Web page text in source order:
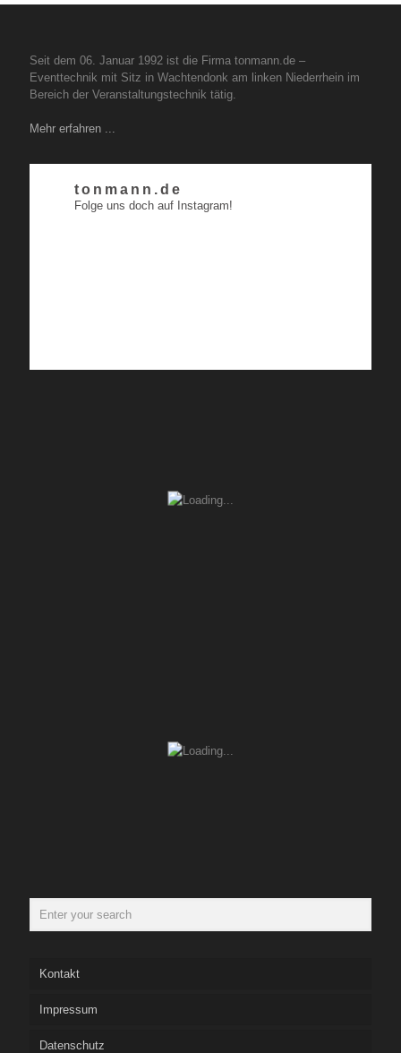
Seit dem 06. Januar 1992 ist die Firma tonmann.de –
Eventtechnik mit Sitz in Wachtendonk am linken Niederrhein im
Bereich der Veranstaltungstechnik tätig.
Mehr erfahren ...
tonmann.de
Folge uns doch auf Instagram!
Kontakt
Impressum
Datenschutz